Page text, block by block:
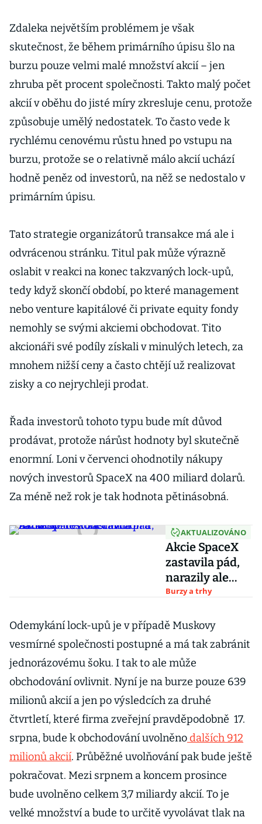
Zdaleka největším problémem je však
skutečnost, že během primárního úpisu šlo na
burzu pouze velmi malé množství akcií – jen
zhruba pět procent společnosti. Takto malý počet
akcií v oběhu do jisté míry zkresluje cenu, protože
způsobuje umělý nedostatek. To často vede k
rychlému cenovému růstu hned po vstupu na
burzu, protože se o relativně málo akcií uchází
hodně peněz od investorů, na něž se nedostalo v
primárním úpisu.
Tato strategie organizátorů transakce má ale i
odvrácenou stránku. Titul pak může výrazně
oslabit v reakci na konec takzvaných lock-upů,
tedy když skončí období, po které management
nebo venture kapitálové či private equity fondy
nemohly se svými akciemi obchodovat. Tito
akcionáři své podíly získali v minulých letech, za
mnohem nižší ceny a často chtějí už realizovat
zisky a co nejrychleji prodat.
Řada investorů tohoto typu bude mít důvod
prodávat, protože nárůst hodnoty byl skutečně
enormní. Loni v červenci ohodnotily nákupy
nových investorů SpaceX na 400 miliard dolarů.
Za méně než rok je tak hodnota pětinásobná.
AKTUALIZOVÁNO
Akcie SpaceX
zastavila pád,
narazily ale
donedávna
rostoucí
Micron a
Burzy a trhy
Odemykání lock-upů je v případě Muskovy
vesmírné společnosti postupné a má tak zabránit
jednorázovému šoku. I tak to ale může
obchodování ovlivnit. Nyní je na burze pouze 639
milionů akcií a jen po výsledcích za druhé
čtvrtletí, které firma zveřejní pravděpodobně 17.
srpna, bude k obchodování uvolněnodalších 912
milionů akcií. Průběžné uvolňování pak bude ještě
pokračovat. Mezi srpnem a koncem prosince
bude uvolněno celkem 3,7 miliardy akcií. To je
velké množství a bude to určitě vyvolávat tlak na